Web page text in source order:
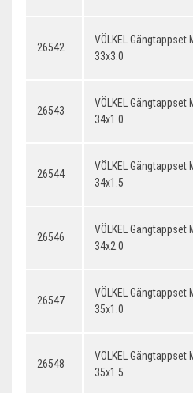
26542
VÖLKEL Gängtappset
33x3.0
26543
VÖLKEL Gängtappset
34x1.0
26544
VÖLKEL Gängtappset
34x1.5
26546
VÖLKEL Gängtappset
34x2.0
26547
VÖLKEL Gängtappset
35x1.0
26548
VÖLKEL Gängtappset
35x1.5